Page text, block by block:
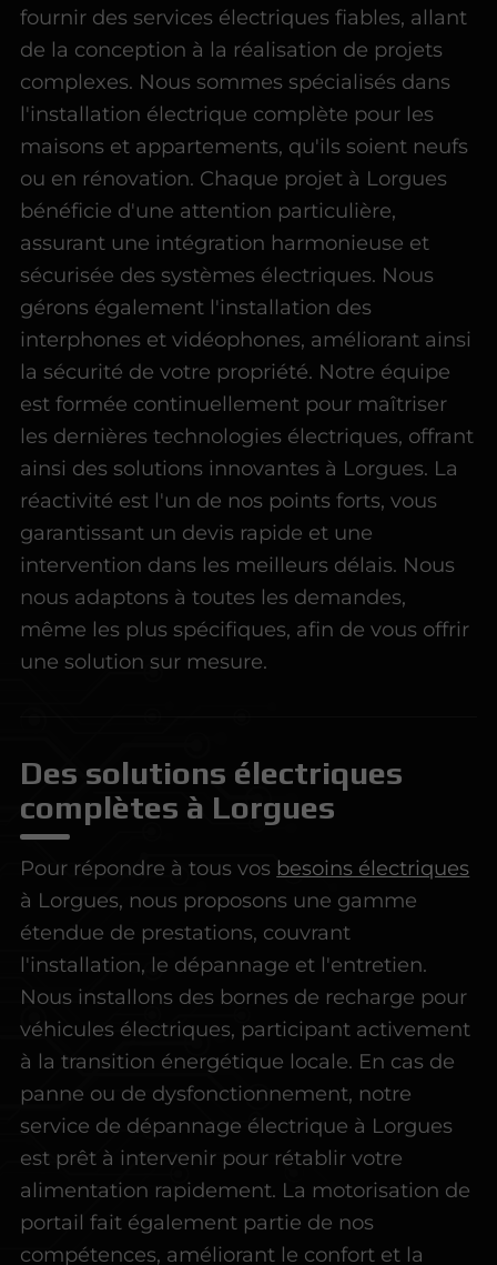
fournir des services électriques fiables, allant
de la conception à la réalisation de projets
complexes. Nous sommes spécialisés dans
l'installation électrique complète pour les
maisons et appartements, qu'ils soient neufs
ou en rénovation. Chaque projet à Lorgues
bénéficie d'une attention particulière,
assurant une intégration harmonieuse et
sécurisée des systèmes électriques. Nous
gérons également l'installation des
interphones et vidéophones, améliorant ainsi
la sécurité de votre propriété. Notre équipe
est formée continuellement pour maîtriser
les dernières technologies électriques, offrant
ainsi des solutions innovantes à Lorgues. La
réactivité est l'un de nos points forts, vous
garantissant un devis rapide et une
intervention dans les meilleurs délais. Nous
nous adaptons à toutes les demandes,
même les plus spécifiques, afin de vous offrir
une solution sur mesure.
Des solutions électriques
complètes à Lorgues
Pour répondre à tous vos besoins électriques
à Lorgues, nous proposons une gamme
étendue de prestations, couvrant
l'installation, le dépannage et l'entretien.
Nous installons des bornes de recharge pour
véhicules électriques, participant activement
à la transition énergétique locale. En cas de
panne ou de dysfonctionnement, notre
service de dépannage électrique à Lorgues
est prêt à intervenir pour rétablir votre
alimentation rapidement. La motorisation de
portail fait également partie de nos
compétences, améliorant le confort et la